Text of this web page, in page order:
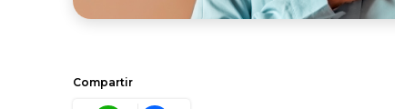
Compartir